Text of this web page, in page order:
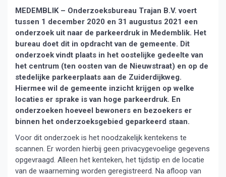
MEDEMBLIK – Onderzoeksbureau Trajan B.V. voert
tussen 1 december 2020 en 31 augustus 2021 een
onderzoek uit naar de parkeerdruk in Medemblik. Het
bureau doet dit in opdracht van de gemeente. Dit
onderzoek vindt plaats in het oostelijke gedeelte van
het centrum (ten oosten van de Nieuwstraat) en op de
stedelijke parkeerplaats aan de Zuiderdijkweg.
Hiermee wil de gemeente inzicht krijgen op welke
locaties er sprake is van hoge parkeerdruk. En
onderzoeken hoeveel bewoners en bezoekers er
binnen het onderzoeksgebied geparkeerd staan.
Voor dit onderzoek is het noodzakelijk kentekens te
scannen. Er worden hierbij geen privacygevoelige gegevens
opgevraagd. Alleen het kenteken, het tijdstip en de locatie
van de waarneming worden geregistreerd. Na afloop van